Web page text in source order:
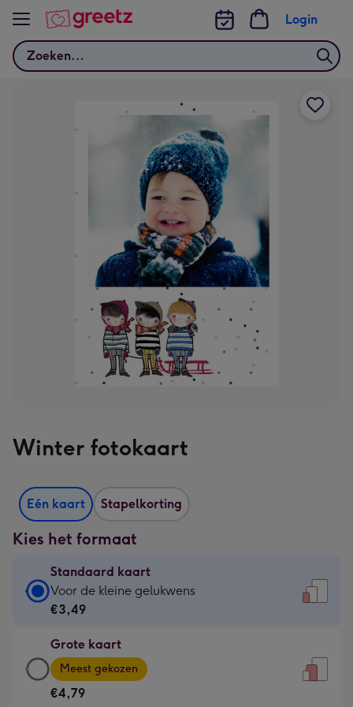
Bekijk meer
Zoeken
Login
Winter fotokaart
Eén kaart Stapelkorting
Kies het formaat
Standaard kaart
Standaard
kaart
€3,49
-
Voor
Voor de kleine gelukwens
€3,49
Grote kaart
Grote
kaart
-
Meest gekozen
€4,79